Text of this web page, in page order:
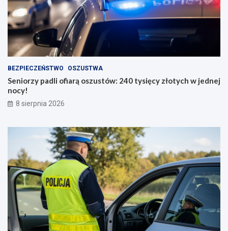
BEZPIECZEŃSTWO OSZUSTWA
Seniorzy padli ofiarą oszustów: 240 tysięcy złotych w jednej
nocy!
8 sierpnia 2026